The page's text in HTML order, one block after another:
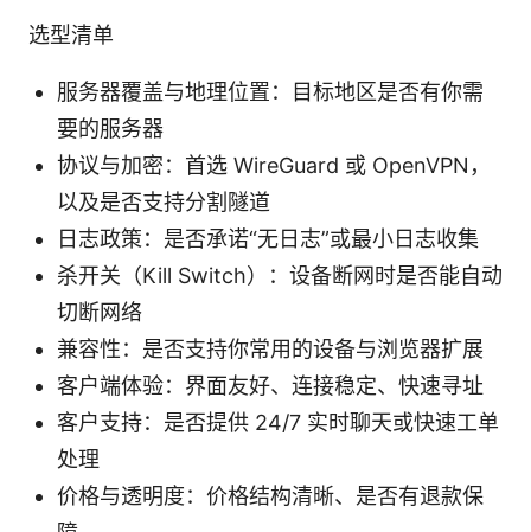
选型清单
服务器覆盖与地理位置：目标地区是否有你需
要的服务器
协议与加密：首选 WireGuard 或 OpenVPN，
以及是否支持分割隧道
日志政策：是否承诺“无日志”或最小日志收集
杀开关（Kill Switch）：设备断网时是否能自动
切断网络
兼容性：是否支持你常用的设备与浏览器扩展
客户端体验：界面友好、连接稳定、快速寻址
客户支持：是否提供 24/7 实时聊天或快速工单
处理
价格与透明度：价格结构清晰、是否有退款保